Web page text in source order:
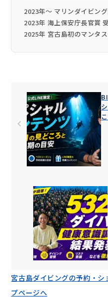
2023年〜 マリンダイビン
2023年 海上保安庁長官賞
2025年 宮古島初のマンタ
宮古島ダイビングの予約・シ
プページへ